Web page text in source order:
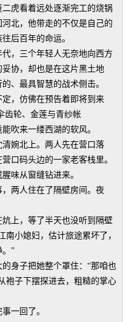
虎看着远处逐渐完工的烧锅
北，他带走的不仅是自己的
后百年的命运。
，三个年轻人无奈地向西方
协，却也是在这片黑土地
、最具智慧的战术侧击。
，仿佛在预告着即将到来
齿轮、金莲与青纱帐
吹来一缕西湖的软风。
婉北上。两人先在营口落
口码头边的一家老客栈里。
味从窗缝钻进来。
两人住在了隔壁房间。夜
上，等了半天也没听到隔壁
小媳妇，估计旅途累坏了，
”
身子把她整个罩住：“那咱也
袍子下摆探进去，粗糙的掌心
一回了。